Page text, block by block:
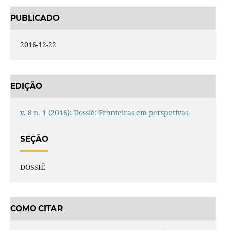
PUBLICADO
2016-12-22
EDIÇÃO
v. 8 n. 1 (2016): Dossiê: Fronteiras em perspetivas
SEÇÃO
DOSSIÊ
COMO CITAR